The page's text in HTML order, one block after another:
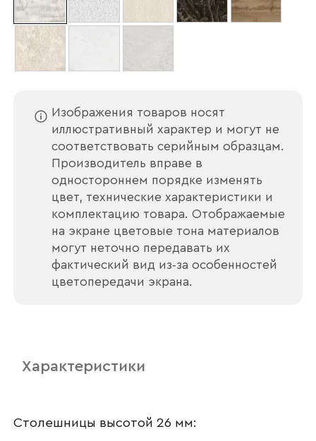
Изображения товаров носят
иллюстративный характер и могут не
соответствовать серийным образцам.
Производитель вправе в
одностороннем порядке изменять
цвет, технические характеристики и
комплектацию товара. Отображаемые
на экране цветовые тона материалов
могут неточно передавать их
фактический вид из‑за особенностей
цветопередачи экрана.
Характеристики
Столешницы высотой 26 мм: